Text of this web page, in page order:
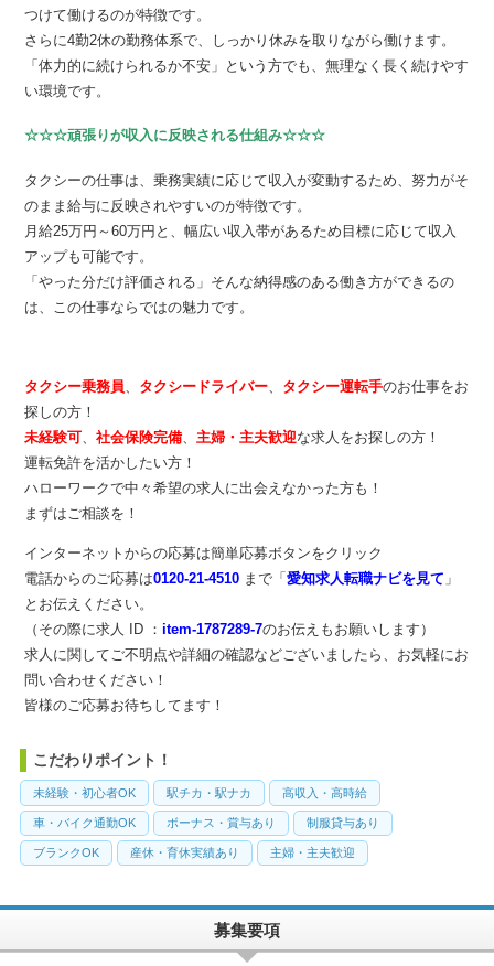
つけて働けるのが特徴です。
さらに4勤2休の勤務体系で、しっかり休みを取りながら働けます。
「体力的に続けられるか不安」という方でも、無理なく長く続けやす
い環境です。
☆☆☆頑張りが収入に反映される仕組み☆☆☆
タクシーの仕事は、乗務実績に応じて収入が変動するため、努力がそ
のまま給与に反映されやすいのが特徴です。
月給25万円～60万円と、幅広い収入帯があるため目標に応じて収入
アップも可能です。
「やった分だけ評価される」そんな納得感のある働き方ができるの
は、この仕事ならではの魅力です。
タクシー乗務員 タクシードライバー タクシー運転手のお仕事をお
探しの方！
未経験可 、社会保険完備 主婦・主夫歓迎な求人をお探しの方！
運転免許を活かしたい方！
ハローワークで中々希望の求人に出会えなかった方も！
まずはご相談を！
インターネットからの応募は簡単応募ボタンをクリック
電話からのご応募は0120-21-4510 まで「愛知求人転職ナビを見て 」
とお伝えください。
（その際に求人 ID ：item-1787289-7のお伝えもお願いします）
求人に関してご不明点や詳細の確認などございましたら、お気軽にお
問い合わせください！
皆様のご応募お待ちしてます！
こだわりポイント！
未経験・初心者OK 駅チカ・駅ナカ 高収入・高時給
車・バイク通勤OK ボーナス・賞与あり 制服貸与あり
ブランクOK 産休・育休実績あり 主婦・主夫歓迎
募集要項